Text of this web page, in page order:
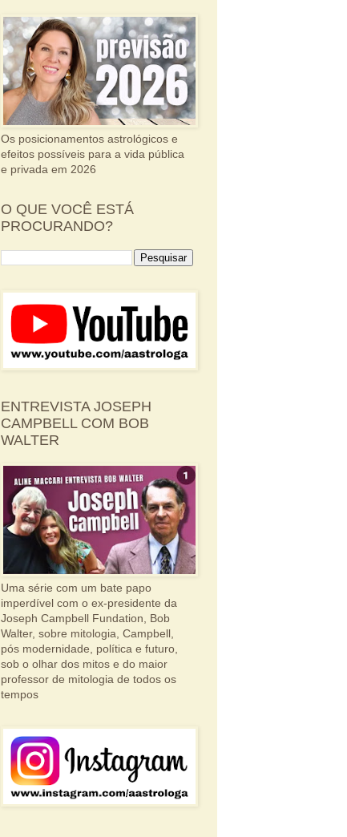
Os posicionamentos astrológicos e
efeitos possíveis para a vida pública
e privada em 2026
O QUE VOCÊ ESTÁ
PROCURANDO?
ENTREVISTA JOSEPH
CAMPBELL COM BOB
WALTER
Uma série com um bate papo
imperdível com o ex-presidente da
Joseph Campbell Fundation, Bob
Walter, sobre mitologia, Campbell,
pós modernidade, política e futuro,
sob o olhar dos mitos e do maior
professor de mitologia de todos os
tempos